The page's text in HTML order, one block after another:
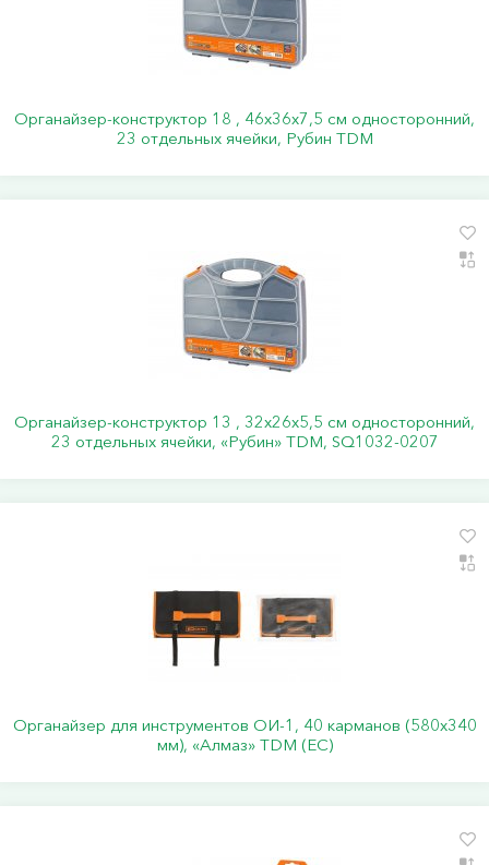
Органайзер-конструктор 18 , 46х36х7,5 см односторонний,
23 отдельных ячейки, Рубин TDM
Органайзер-конструктор 13 , 32х26х5,5 см односторонний,
23 отдельных ячейки, «Рубин» TDM, SQ1032-0207
Органайзер для инструментов ОИ-1, 40 карманов (580х340
мм), «Алмаз» TDM (ЕС)